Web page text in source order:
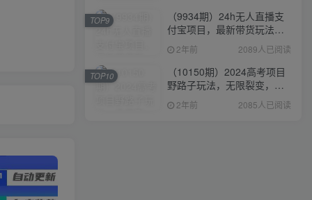
（9934期）24h无人直播支
付宝项目，最新带货玩法，
纯躺赚实测日入500+
2年前 2089人已阅读
TOP9
（10150期）2024高考项目
野路子玩法，无限裂变，最
高一天1W＋！
2年前 2085人已阅读
TOP10